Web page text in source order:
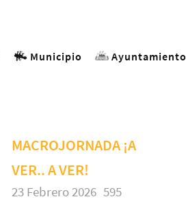
Municipio Ayuntamiento
MACROJORNADA ¡A
VER.. A VER!
23 Febrero 2026 595